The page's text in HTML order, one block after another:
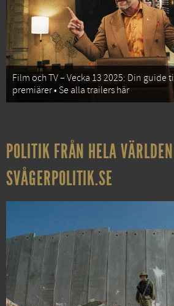
Film och TV – Vecka 13 2025: Din guide
premiärer • Se alla trailers här
POLITIK FRÅN HELA
SVÅGERPOLITIK.SE